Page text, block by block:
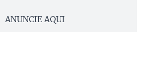
ANUNCIE AQUI